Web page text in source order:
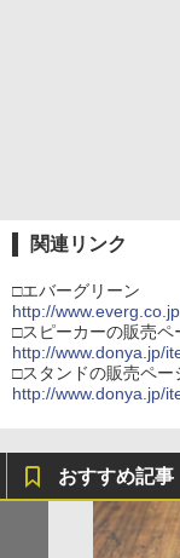
関連リンク
□エバーグリーン
http://
□スピーカーの販売ペ
http://www.donya.jp/
□スタンドの販売ペー
http://www.donya.jp/
おすすめ記事